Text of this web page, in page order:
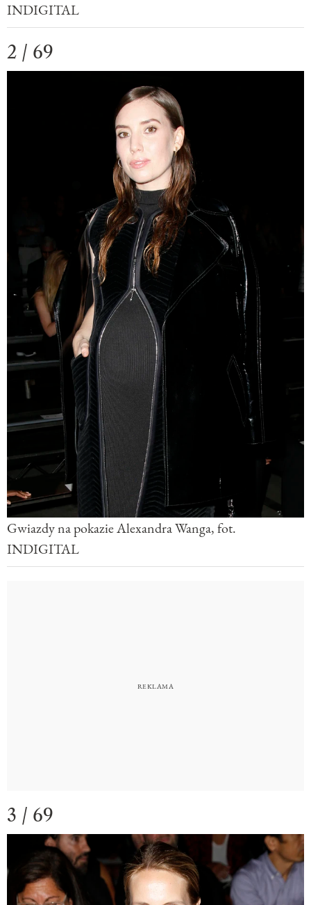
INDIGITAL
2 / 69
Gwiazdy na pokazie Alexandra Wanga, fot.
INDIGITAL
3 / 69